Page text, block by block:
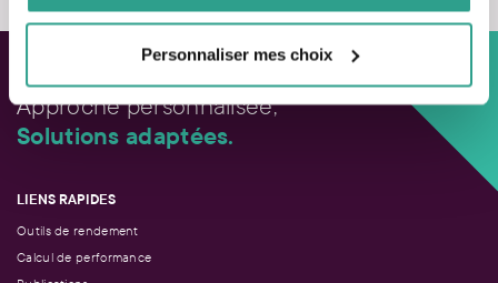
Personnaliser mes choix
Approche personnalisée,
Solutions adaptées.
LIENS RAPIDES
Outils de rendement
Calcul de performance